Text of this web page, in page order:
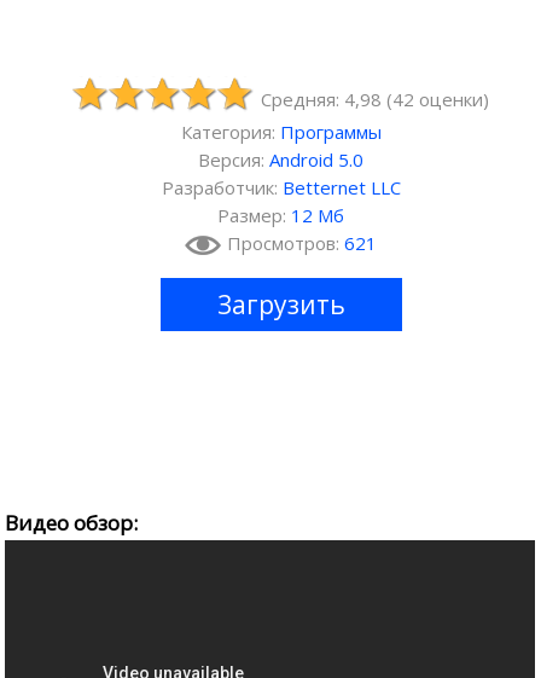
Средняя: 4,98 (42 оценки)
Категория: Программы
Версия:Android 5.0
Разработчик: Betternet LLC
Размер: 12 Мб
Просмотров:621
Загрузить
Видео обзор: